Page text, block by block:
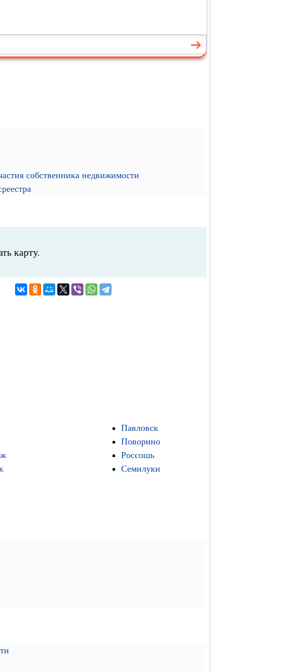
собственника недвижимости
карту.
Павловск
Поворино
Россошь
Семилуки